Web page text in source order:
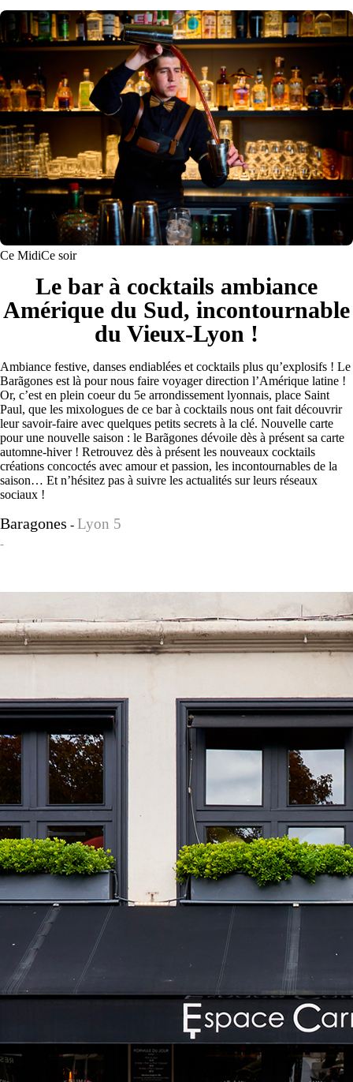
Ce MidiCe soir
Le bar à cocktails ambiance
Amérique du Sud, incontournable
du Vieux-Lyon !
Ambiance festive, danses endiablées et cocktails plus qu’explosifs ! Le
Barãgones est là pour nous faire voyager direction l’Amérique latine !
Or, c’est en plein coeur du 5e arrondissement lyonnais, place Saint
Paul, que les mixologues de ce bar à cocktails nous ont fait découvrir
leur savoir-faire avec quelques petits secrets à la clé. Nouvelle carte
pour une nouvelle saison : le Barãgones dévoile dès à présent sa carte
automne-hiver ! Retrouvez dès à présent les nouveaux cocktails
créations concoctés avec amour et passion, les incontournables de la
saison… Et n’hésitez pas à suivre les actualités sur leurs réseaux
sociaux !
Baragones - Lyon 5
-